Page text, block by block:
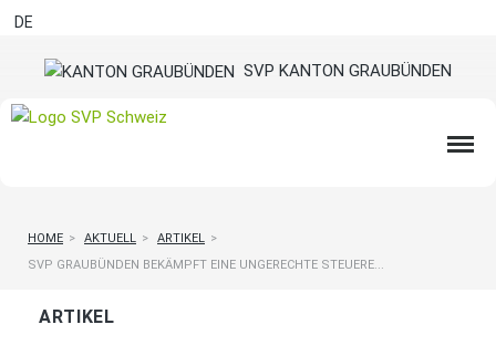
SVP KANTON GRAUBÜNDEN
DE
HOME > AKTUELL > ARTIKEL >
SVP GRAUBÜNDEN BEKÄMPFT EINE UNGERECHTE STEUERE...
ARTIKEL